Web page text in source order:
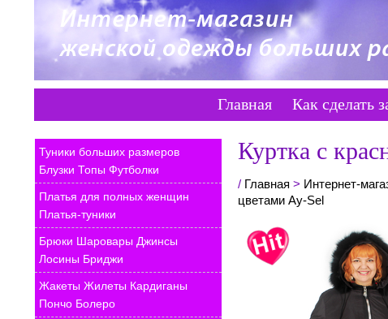
Главная Как сделать
Туники больших размеров
Блузки Топы Футболки
Платья для полных женщин
Платья-туники
Брюки Шаровары Джинсы
Лосины Бриджи
Жакеты Жилеты Кардиганы
Пончо Болеро
Куртка с
/ Главная > Интернет-
цветами Ay-Sel